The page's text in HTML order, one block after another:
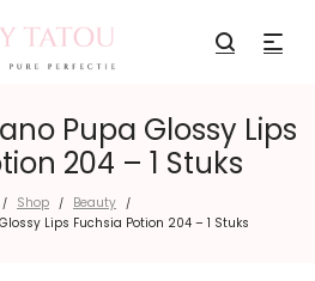
Pupa Glossy Lips
204 – 1 Stuks
/ Shop / Beauty /
Lips Fuchsia Potion 204 – 1 Stuks